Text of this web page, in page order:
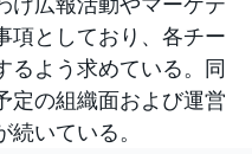
項としており、各チー
るよう求めている。同
定の組織面および運営
いている。